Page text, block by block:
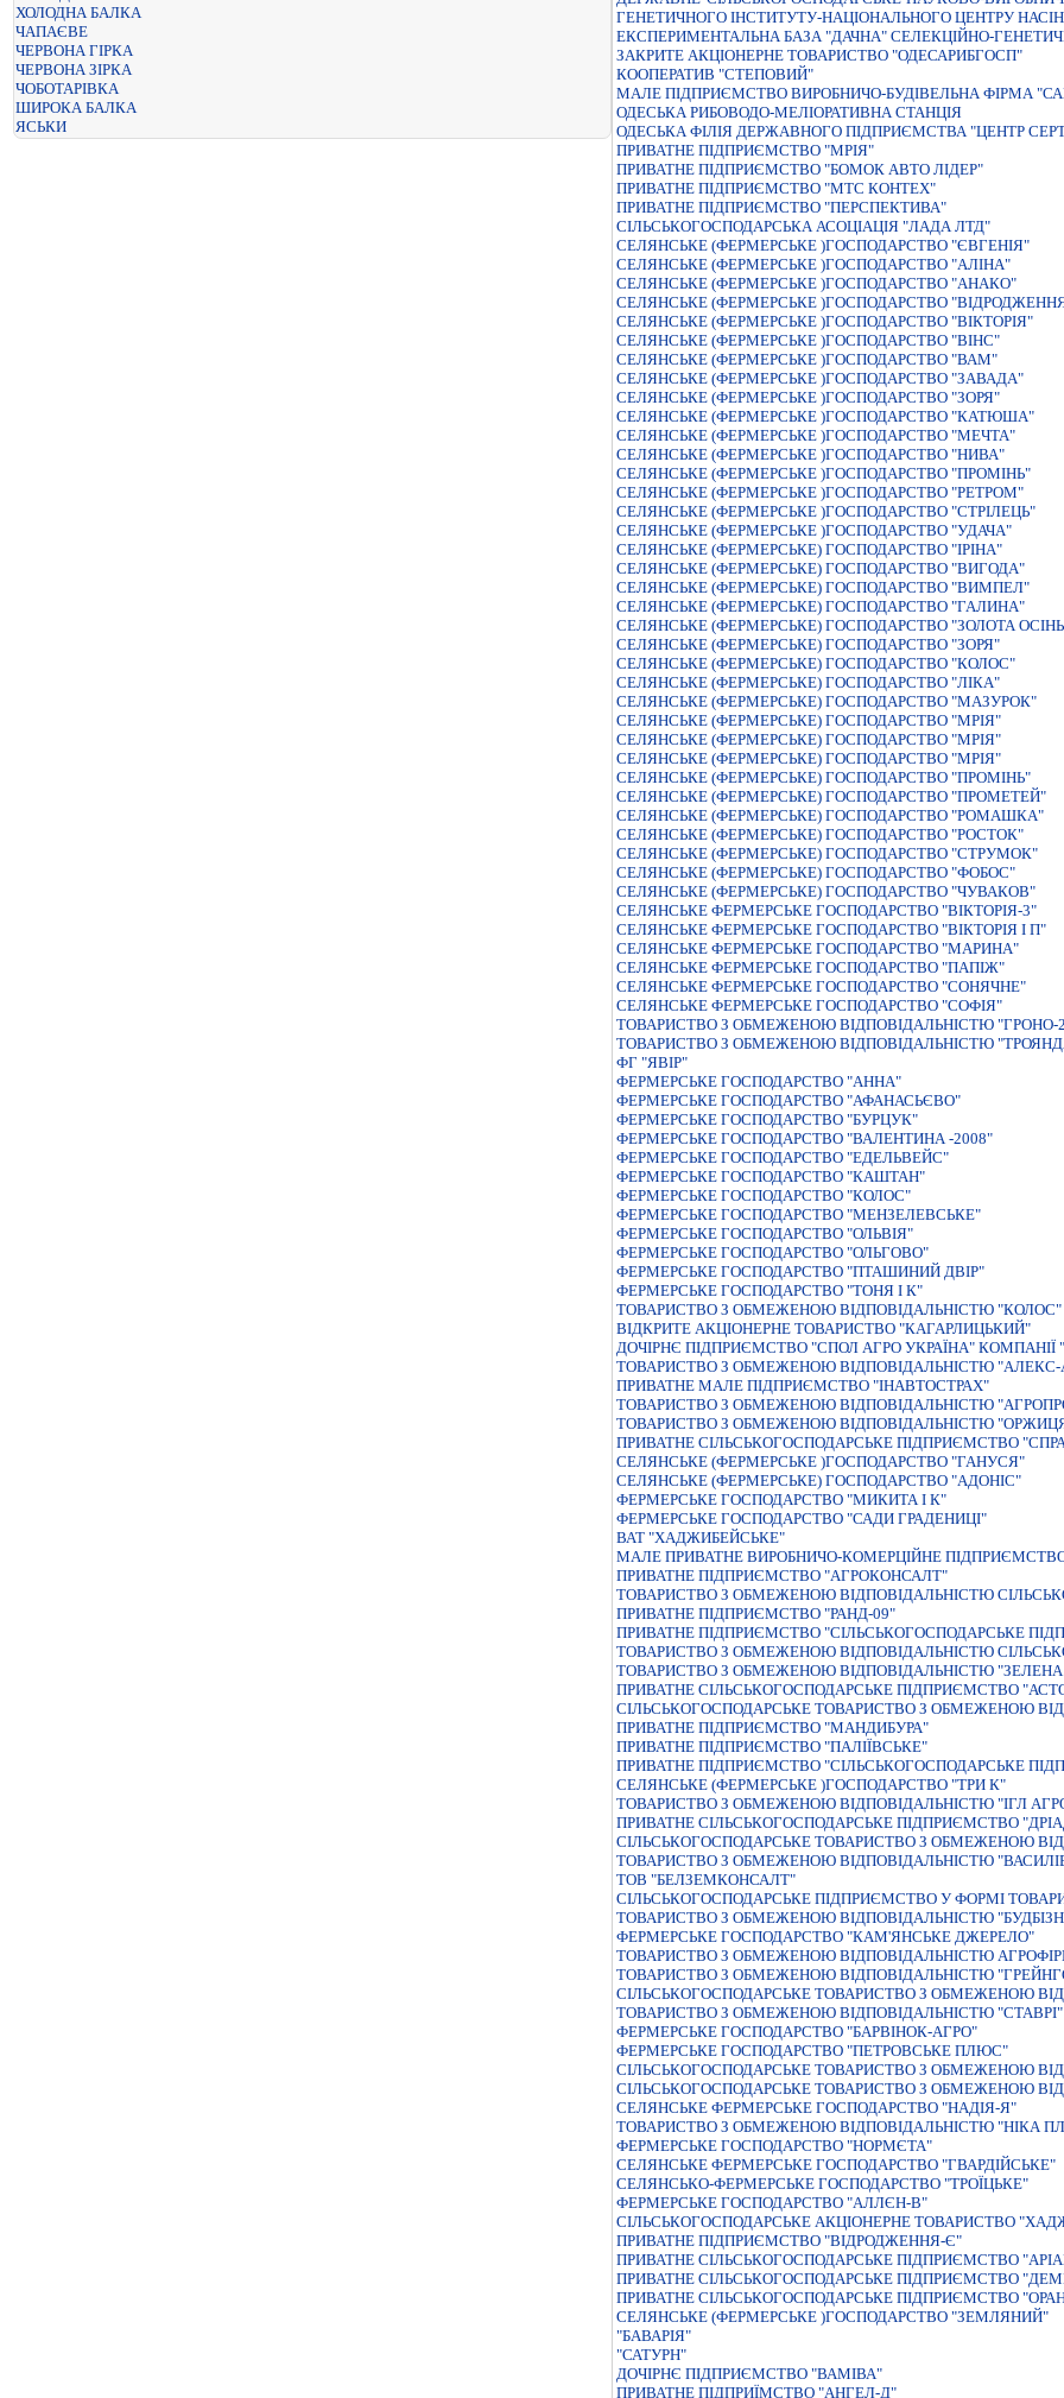
ХОЛОДНА БАЛКА
ЧАПАЄВЕ
ЧЕРВОНА ГІРКА
ЧЕРВОНА ЗІРКА
ЧОБОТАРІВКА
ШИРОКА БАЛКА
ЯСЬКИ
ГЕНЕТИЧНОГО IНСТИТУТУ-НАЦIОНАЛЬНОГО ЦЕНТРУ
ЕКСПЕРИМЕНТАЛЬНА БАЗА "ДАЧНА" СЕЛЕКЦIЙНО-
ЗАКРИТЕ АКЦIОНЕРНЕ ТОВАРИСТВО "ОДЕСАРИБГОСП"
КООПЕРАТИВ "СТЕПОВИЙ"
МАЛЕ ПІДПРИЄМСТВО ВИРОБНИЧО-БУДІВЕЛЬНА ФІРМА
ОДЕСЬКА РИБОВОДО-МЕЛIОРАТИВНА СТАНЦIЯ
ОДЕСЬКА ФІЛІЯ ДЕРЖАВНОГО ПІДПРИЄМСТВА "ЦЕНТР
ПРИВАТНЕ ПIДПРИЄМСТВО "МРIЯ"
ПРИВАТНЕ ПІДПРИЄМСТВО "БОМОК АВТО ЛІДЕР"
ПРИВАТНЕ ПІДПРИЄМСТВО "МТС КОНТЕХ"
ПРИВАТНЕ ПІДПРИЄМСТВО "ПЕРСПЕКТИВА"
СIЛЬСЬКОГОСПОДАРСЬКА АСОЦIАЦIЯ "ЛАДА ЛТД"
СЕЛЯНСЬКЕ (ФЕРМЕРСЬКЕ )ГОСПОДАРСТВО "ЄВГЕНIЯ"
СЕЛЯНСЬКЕ (ФЕРМЕРСЬКЕ )ГОСПОДАРСТВО "АЛІНА"
СЕЛЯНСЬКЕ (ФЕРМЕРСЬКЕ )ГОСПОДАРСТВО "АНАКО"
СЕЛЯНСЬКЕ (ФЕРМЕРСЬКЕ )ГОСПОДАРСТВО
СЕЛЯНСЬКЕ (ФЕРМЕРСЬКЕ )ГОСПОДАРСТВО "ВIКТОРIЯ"
СЕЛЯНСЬКЕ (ФЕРМЕРСЬКЕ )ГОСПОДАРСТВО "ВIНС"
СЕЛЯНСЬКЕ (ФЕРМЕРСЬКЕ )ГОСПОДАРСТВО "ВАМ"
СЕЛЯНСЬКЕ (ФЕРМЕРСЬКЕ )ГОСПОДАРСТВО "ЗАВАДА"
СЕЛЯНСЬКЕ (ФЕРМЕРСЬКЕ )ГОСПОДАРСТВО "ЗОРЯ"
СЕЛЯНСЬКЕ (ФЕРМЕРСЬКЕ )ГОСПОДАРСТВО "КАТЮША"
СЕЛЯНСЬКЕ (ФЕРМЕРСЬКЕ )ГОСПОДАРСТВО "МЕЧТА"
СЕЛЯНСЬКЕ (ФЕРМЕРСЬКЕ )ГОСПОДАРСТВО "НИВА"
СЕЛЯНСЬКЕ (ФЕРМЕРСЬКЕ )ГОСПОДАРСТВО "ПРОМIНЬ"
СЕЛЯНСЬКЕ (ФЕРМЕРСЬКЕ )ГОСПОДАРСТВО "РЕТРОМ"
СЕЛЯНСЬКЕ (ФЕРМЕРСЬКЕ )ГОСПОДАРСТВО "СТРІЛЕЦЬ"
СЕЛЯНСЬКЕ (ФЕРМЕРСЬКЕ )ГОСПОДАРСТВО "УДАЧА"
СЕЛЯНСЬКЕ (ФЕРМЕРСЬКЕ) ГОСПОДАРСТВО "IРIНА"
СЕЛЯНСЬКЕ (ФЕРМЕРСЬКЕ) ГОСПОДАРСТВО "ВИГОДА"
СЕЛЯНСЬКЕ (ФЕРМЕРСЬКЕ) ГОСПОДАРСТВО "ВИМПЕЛ"
СЕЛЯНСЬКЕ (ФЕРМЕРСЬКЕ) ГОСПОДАРСТВО "ГАЛИНА"
СЕЛЯНСЬКЕ (ФЕРМЕРСЬКЕ) ГОСПОДАРСТВО "ЗОЛОТА
СЕЛЯНСЬКЕ (ФЕРМЕРСЬКЕ) ГОСПОДАРСТВО "ЗОРЯ"
СЕЛЯНСЬКЕ (ФЕРМЕРСЬКЕ) ГОСПОДАРСТВО "КОЛОС"
СЕЛЯНСЬКЕ (ФЕРМЕРСЬКЕ) ГОСПОДАРСТВО "ЛIКА"
СЕЛЯНСЬКЕ (ФЕРМЕРСЬКЕ) ГОСПОДАРСТВО "МАЗУРОК"
СЕЛЯНСЬКЕ (ФЕРМЕРСЬКЕ) ГОСПОДАРСТВО "МРIЯ"
СЕЛЯНСЬКЕ (ФЕРМЕРСЬКЕ) ГОСПОДАРСТВО "МРIЯ"
СЕЛЯНСЬКЕ (ФЕРМЕРСЬКЕ) ГОСПОДАРСТВО "МРIЯ"
СЕЛЯНСЬКЕ (ФЕРМЕРСЬКЕ) ГОСПОДАРСТВО "ПРОМIНЬ"
СЕЛЯНСЬКЕ (ФЕРМЕРСЬКЕ) ГОСПОДАРСТВО "ПРОМЕТЕЙ"
СЕЛЯНСЬКЕ (ФЕРМЕРСЬКЕ) ГОСПОДАРСТВО "РОМАШКА"
СЕЛЯНСЬКЕ (ФЕРМЕРСЬКЕ) ГОСПОДАРСТВО "РОСТОК"
СЕЛЯНСЬКЕ (ФЕРМЕРСЬКЕ) ГОСПОДАРСТВО "СТРУМОК"
СЕЛЯНСЬКЕ (ФЕРМЕРСЬКЕ) ГОСПОДАРСТВО "ФОБОС"
СЕЛЯНСЬКЕ (ФЕРМЕРСЬКЕ) ГОСПОДАРСТВО "ЧУВАКОВ"
СЕЛЯНСЬКЕ ФЕРМЕРСЬКЕ ГОСПОДАРСТВО "ВIКТОРIЯ-3"
СЕЛЯНСЬКЕ ФЕРМЕРСЬКЕ ГОСПОДАРСТВО "ВІКТОРІЯ І П"
СЕЛЯНСЬКЕ ФЕРМЕРСЬКЕ ГОСПОДАРСТВО "МАРИНА"
СЕЛЯНСЬКЕ ФЕРМЕРСЬКЕ ГОСПОДАРСТВО "ПАПIЖ"
СЕЛЯНСЬКЕ ФЕРМЕРСЬКЕ ГОСПОДАРСТВО "СОНЯЧНЕ"
СЕЛЯНСЬКЕ ФЕРМЕРСЬКЕ ГОСПОДАРСТВО "СОФIЯ"
ТОВАРИСТВО З ОБМЕЖЕНОЮ ВІДПОВІДАЛЬНІСТЮ "ГРОНО-
ТОВАРИСТВО З ОБМЕЖЕНОЮ ВІДПОВІДАЛЬНІСТЮ
ФГ "ЯВІР"
ФЕРМЕРСЬКЕ ГОСПОДАРСТВО "АННА"
ФЕРМЕРСЬКЕ ГОСПОДАРСТВО "АФАНАСЬЄВО"
ФЕРМЕРСЬКЕ ГОСПОДАРСТВО "БУРЦУК"
ФЕРМЕРСЬКЕ ГОСПОДАРСТВО "ВАЛЕНТИНА -2008"
ФЕРМЕРСЬКЕ ГОСПОДАРСТВО "ЕДЕЛЬВЕЙС"
ФЕРМЕРСЬКЕ ГОСПОДАРСТВО "КАШТАН"
ФЕРМЕРСЬКЕ ГОСПОДАРСТВО "КОЛОС"
ФЕРМЕРСЬКЕ ГОСПОДАРСТВО "МЕНЗЕЛЕВСЬКЕ"
ФЕРМЕРСЬКЕ ГОСПОДАРСТВО "ОЛЬВІЯ"
ФЕРМЕРСЬКЕ ГОСПОДАРСТВО "ОЛЬГОВО"
ФЕРМЕРСЬКЕ ГОСПОДАРСТВО "ПТАШИНИЙ ДВIР"
ФЕРМЕРСЬКЕ ГОСПОДАРСТВО "ТОНЯ І К"
ТОВАРИСТВО З ОБМЕЖЕНОЮ ВІДПОВІДАЛЬНІСТЮ "КОЛОС"
ВIДКРИТЕ АКЦIОНЕРНЕ ТОВАРИСТВО "КАГАРЛИЦЬКИЙ"
ДОЧIРНЄ ПIДПРИЄМСТВО "СПОЛ АГРО УКРАЇНА"
ТОВАРИСТВО З ОБМЕЖЕНОЮ ВIДПОВIДАЛЬНIСТЮ "АЛЕКС-
ПРИВАТНЕ МАЛЕ ПIДПРИЄМСТВО "IНАВТОСТРАХ"
ТОВАРИСТВО З ОБМЕЖЕНОЮ ВIДПОВIДАЛЬНIСТЮ
ТОВАРИСТВО З ОБМЕЖЕНОЮ ВІДПОВІДАЛЬНІСТЮ
ПРИВАТНЕ СІЛЬСЬКОГОСПОДАРСЬКЕ ПІДПРИЄМСТВО
СЕЛЯНСЬКЕ (ФЕРМЕРСЬКЕ )ГОСПОДАРСТВО "ГАНУСЯ"
СЕЛЯНСЬКЕ (ФЕРМЕРСЬКЕ) ГОСПОДАРСТВО "АДОНІС"
ФЕРМЕРСЬКЕ ГОСПОДАРСТВО "МИКИТА I К"
ФЕРМЕРСЬКЕ ГОСПОДАРСТВО "САДИ ГРАДЕНИЦI"
ВАТ "ХАДЖИБЕЙСЬКЕ"
МАЛЕ ПРИВАТНЕ ВИРОБНИЧО-КОМЕРЦIЙНЕ
ПРИВАТНЕ ПIДПРИЄМСТВО "АГРОКОНСАЛТ"
ТОВАРИСТВО З ОБМЕЖЕНОЮ ВIДПОВIДАЛЬНIСТЮ
ПРИВАТНЕ ПIДПРИЄМСТВО "РАНД-09"
ПРИВАТНЕ ПIДПРИЄМСТВО "СIЛЬСЬКОГОСПОДАРСЬКЕ
ТОВАРИСТВО З ОБМЕЖЕНОЮ ВIДПОВIДАЛЬНIСТЮ
ТОВАРИСТВО З ОБМЕЖЕНОЮ ВIДПОВIДАЛЬНIСТЮ "ЗЕЛЕНА
ПРИВАТНЕ СIЛЬСЬКОГОСПОДАРСЬКЕ ПIДПРИЄМСТВО
СІЛЬСЬКОГОСПОДАРСЬКЕ ТОВАРИСТВО З ОБМЕЖЕНОЮ
ПРИВАТНЕ ПIДПРИЄМСТВО "МАНДИБУРА"
ПРИВАТНЕ ПIДПРИЄМСТВО "ПАЛIЇВСЬКЕ"
ПРИВАТНЕ ПIДПРИЄМСТВО "СIЛЬСЬКОГОСПОДАРСЬКЕ
СЕЛЯНСЬКЕ (ФЕРМЕРСЬКЕ )ГОСПОДАРСТВО "ТРИ К"
ТОВАРИСТВО З ОБМЕЖЕНОЮ ВIДПОВIДАЛЬНIСТЮ "IГЛ
ПРИВАТНЕ СIЛЬСЬКОГОСПОДАРСЬКЕ ПIДПРИЄМСТВО
СIЛЬСЬКОГОСПОДАРСЬКЕ ТОВАРИСТВО З ОБМЕЖЕНОЮ
ТОВАРИСТВО З ОБМЕЖЕНОЮ ВIДПОВIДАЛЬНIСТЮ
ТОВ "БЕЛЗЕМКОНСАЛТ"
СІЛЬСЬКОГОСПОДАРСЬКЕ ПІДПРИЄМСТВО У ФОРМІ
ТОВАРИСТВО З ОБМЕЖЕНОЮ ВIДПОВIДАЛЬНIСТЮ
ФЕРМЕРСЬКЕ ГОСПОДАРСТВО "КАМ'ЯНСЬКЕ ДЖЕРЕЛО"
ТОВАРИСТВО З ОБМЕЖЕНОЮ ВIДПОВIДАЛЬНIСТЮ
ТОВАРИСТВО З ОБМЕЖЕНОЮ ВIДПОВIДАЛЬНIСТЮ
СIЛЬСЬКОГОСПОДАРСЬКЕ ТОВАРИСТВО З ОБМЕЖЕНОЮ
ТОВАРИСТВО З ОБМЕЖЕНОЮ ВІДПОВІДАЛЬНІСТЮ "СТАВРІ"
ФЕРМЕРСЬКЕ ГОСПОДАРСТВО "БАРВIНОК-АГРО"
ФЕРМЕРСЬКЕ ГОСПОДАРСТВО "ПЕТРОВСЬКЕ ПЛЮС"
СIЛЬСЬКОГОСПОДАРСЬКЕ ТОВАРИСТВО З ОБМЕЖЕНОЮ
СІЛЬСЬКОГОСПОДАРСЬКЕ ТОВАРИСТВО З ОБМЕЖЕНОЮ
СЕЛЯНСЬКЕ ФЕРМЕРСЬКЕ ГОСПОДАРСТВО "НАДIЯ-Я"
ТОВАРИСТВО З ОБМЕЖЕНОЮ ВIДПОВIДАЛЬНIСТЮ "НIКА
ФЕРМЕРСЬКЕ ГОСПОДАРСТВО "НОРМЄТА"
СЕЛЯНСЬКЕ ФЕРМЕРСЬКЕ ГОСПОДАРСТВО "ГВАРДІЙСЬКЕ"
СЕЛЯНСЬКО-ФЕРМЕРСЬКЕ ГОСПОДАРСТВО "ТРОЇЦЬКЕ"
ФЕРМЕРСЬКЕ ГОСПОДАРСТВО "АЛЛЄН-В"
СIЛЬСЬКОГОСПОДАРСЬКЕ АКЦIОНЕРНЕ ТОВАРИСТВО
ПРИВАТНЕ ПIДПРИЄМСТВО "ВIДРОДЖЕННЯ-Є"
ПРИВАТНЕ СIЛЬСЬКОГОСПОДАРСЬКЕ ПIДПРИЄМСТВО
ПРИВАТНЕ СIЛЬСЬКОГОСПОДАРСЬКЕ ПIДПРИЄМСТВО
ПРИВАТНЕ СIЛЬСЬКОГОСПОДАРСЬКЕ ПIДПРИЄМСТВО
СЕЛЯНСЬКЕ (ФЕРМЕРСЬКЕ )ГОСПОДАРСТВО "ЗЕМЛЯНИЙ"
"БАВАРIЯ"
"САТУРН"
ДОЧIРНЄ ПIДПРИЄМСТВО "ВАМIВА"
ПРИВАТНЕ ПIДПРИЇМСТВО "АНГЕЛ-Д"